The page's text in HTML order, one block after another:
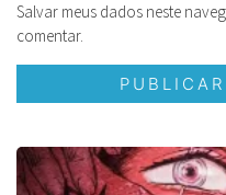
Salvar meus dados neste
comentar.